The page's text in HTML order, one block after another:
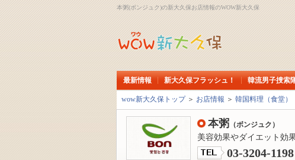
本粥(ボンジュク)の新大久保お店情報のWOW新大久保
最新情報 新大久保フラッシュ！ 韓流男子捜索
wow新大久保トップ＞ お店情報 ＞ 韓国料理（食堂）
本粥 （ボンジュク）
美容効果やダイエット効
03-3204-1198